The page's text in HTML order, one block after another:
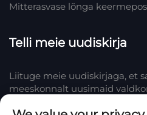
Mitterasvase lõnga
Telli meie uudiskirja
Liituge meie uudiskirjaga, et
meeskonnalt uusimaid